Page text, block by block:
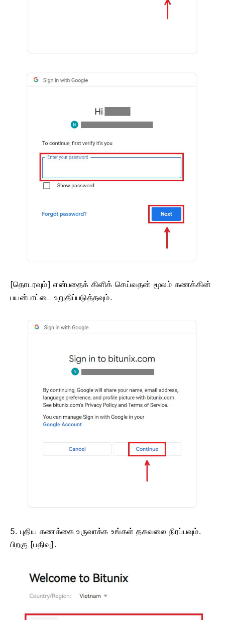
[தொடரவும்] என்பதைக் கிளிக் செய்வதன் மூலம் கணக்கின்
பயன்பாட்டை உறுதிப்படுத்தவும்.
5. புதிய கணக்கை உருவாக்க உங்கள் தகவலை நிரப்பவும்.
பிறகு [பதிவு].